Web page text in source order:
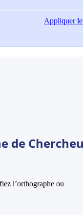
Appliquer
de
l’orthographe ou